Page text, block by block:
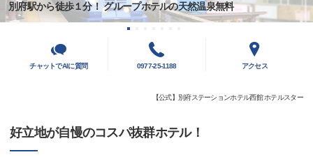
別府駅から徒歩１分！ グループホテルの天然温泉無料
チャットでAIに質問 0977-25-1188 アクセス
【公式】別府ステーションホテル西館 ホテルスター
好立地が自慢のコスパ抜群ホテル！